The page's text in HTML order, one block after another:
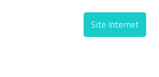
Site Internet